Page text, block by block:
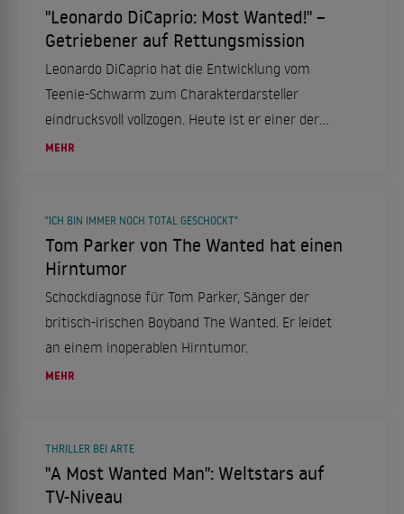
"Leonardo DiCaprio: Most Wanted!" –
Getriebener auf Rettungsmission
Leonardo DiCaprio hat die Entwicklung vom
Teenie-Schwarm zum Charakterdarsteller
eindrucksvoll vollzogen. Heute ist er einer der
gefragtesten Hollywood-Stars. Doch sein größtes
MEHR
"ICH BIN IMMER NOCH TOTAL GESCHOCKT"
Tom Parker von The Wanted hat einen
Hirntumor
Schockdiagnose für Tom Parker, Sänger der
britisch-irischen Boyband The Wanted. Er leidet
an einem inoperablen Hirntumor.
MEHR
THRILLER BEI ARTE
"A Most Wanted Man": Weltstars auf
TV-Niveau